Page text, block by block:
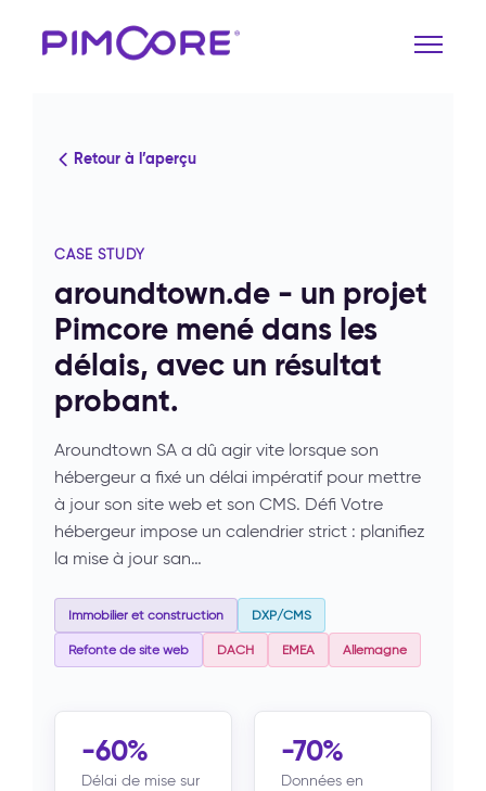
Retour à l’aperçu
CASE STUDY
aroundtown.de - un projet
Pimcore mené dans les
délais, avec un résultat
probant.
Aroundtown SA a dû agir vite lorsque son
hébergeur a fixé un délai impératif pour mettre
à jour son site web et son CMS. Défi Votre
hébergeur impose un calendrier strict : planifiez
la mise à jour san…
Immobilier et construction DXP/CMS
Refonte de site web DACH EMEA Allemagne
-60%
Délai de mise sur
-70%
Données en